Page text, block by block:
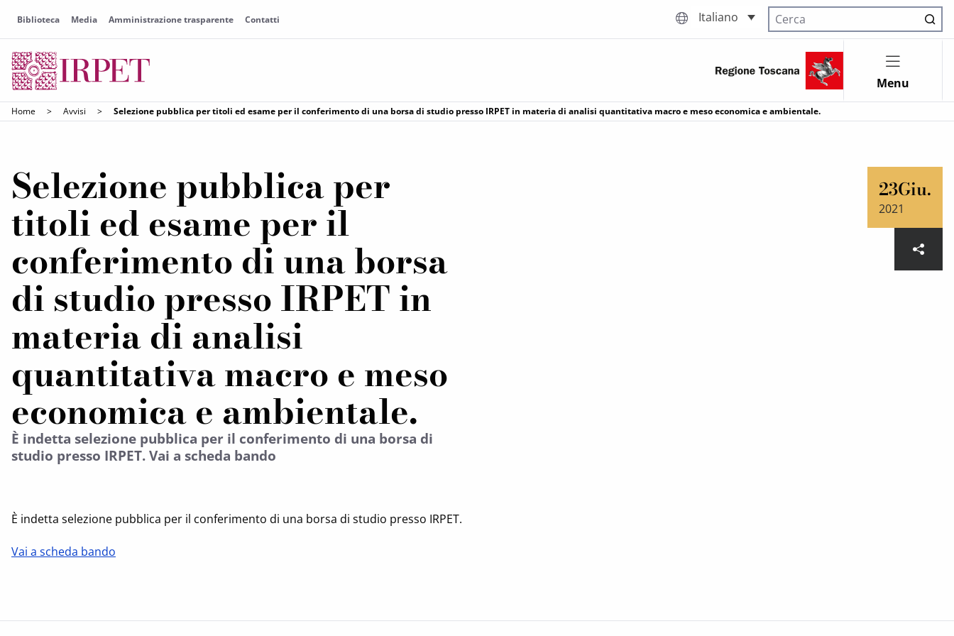
Biblioteca Media Amministrazione trasparente Contatti Italiano
Cerca nel sito
Menu
Home > Avvisi > Selezione pubblica per titoli ed esame per il conferimento di una borsa di studio presso IRPET in materia di analisi quantitativa macro e meso economica e ambientale.
Selezione pubblica per
titoli ed esame per il
conferimento di una borsa
di studio presso IRPET in
materia di analisi
quantitativa macro e meso
economica e ambientale.
È indetta selezione pubblica per il conferimento di una borsa di
studio presso IRPET. Vai a scheda bando
23Giu.
2021
È indetta selezione pubblica per il conferimento di una borsa di studio presso IRPET.
Vai a scheda bando